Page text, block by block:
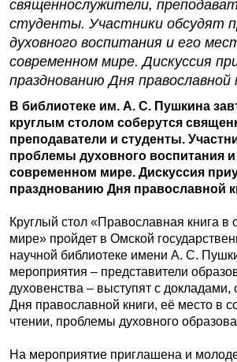
священнослужители,
студенты. Участники обсудят
духовного воспитания и его
современном мире. Дискуссия
празднованию Дня православной
В библиотеке им. А. С. Пушкина
круглым столом соберутся
преподаватели и студенты.
проблемы духовного воспитания и
современном мире. Дискуссия
празднованию Дня православной
Круглый стол «Православная книга в
мире» пройдет в Омской
научной библиотеке имени А. С.
мероприятия – представители
духовенства – выступят с докладами,
Дня православной книги, её место в
чтении, проблемы духовного
На мероприятие приглашена и